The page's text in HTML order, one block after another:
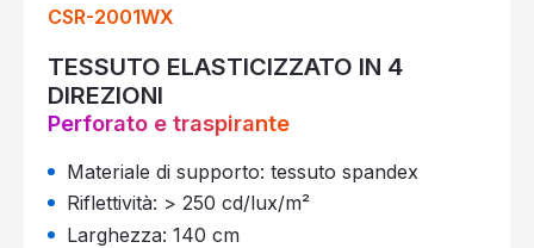
CSR-2001WX
TESSUTO ELASTICIZZATO IN 4
DIREZIONI
Perforato e traspirante
Materiale di supporto: tessuto spandex
Riflettività: > 250 cd/lux/m²
Larghezza: 140 cm